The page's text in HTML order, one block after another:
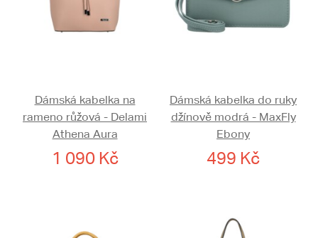
Dámská kabelka na
rameno růžová - Delami
Athena Aura
1 090 Kč
Dámská kabelka do ruky
džínově modrá - MaxFly
Ebony
499 Kč